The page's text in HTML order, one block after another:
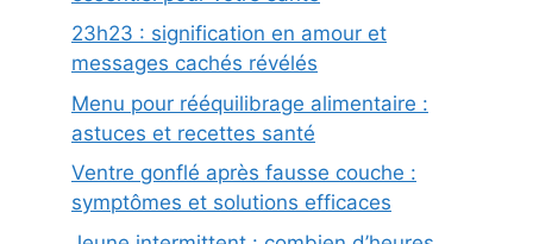
23h23 : signification en amour et
messages cachés révélés
Menu pour rééquilibrage alimentaire :
astuces et recettes santé
Ventre gonflé après fausse couche :
symptômes et solutions efficaces